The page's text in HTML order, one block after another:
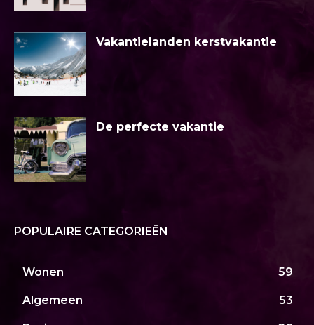
Vakantielanden kerstvakantie
De perfecte vakantie
POPULAIRE CATEGORIEËN
Wonen 59
Algemeen 53